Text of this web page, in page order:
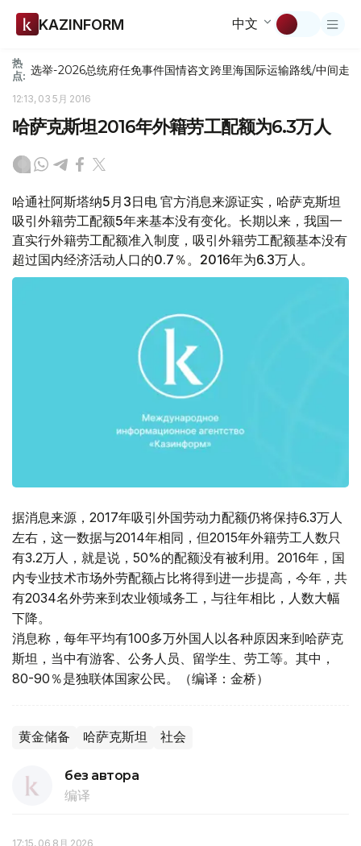
KAZINFORM 中文
热
点: 选举-2026总统府任免事件国情咨文跨里海国际运输路线/中间走廊
12:13, 03 5月 2016
哈萨克斯坦2016年外籍劳工配额为6.3万人
哈通社阿斯塔纳5月3日电 官方消息来源证实，哈萨克斯坦
吸引外籍劳工配额5年来基本没有变化。长期以来，我国一
直实行外籍劳工配额准入制度，吸引外籍劳工配额基本没有
超过国内经济活动人口的0.7％。2016年为6.3万人。
据消息来源，2017年吸引外国劳动力配额仍将保持6.3万人
左右，这一数据与2014年相同，但2015年外籍劳工人数只
有3.2万人，就是说，50%的配额没有被利用。2016年，国
内专业技术市场外劳配额占比将得到进一步提高，今年，共
有2034名外劳来到农业领域务工，与往年相比，人数大幅
下降。
消息称，每年平均有100多万外国人以各种原因来到哈萨克
斯坦，当中有游客、公务人员、留学生、劳工等。其中，
80-90％是独联体国家公民。（编译：金桥）
黄金储备 哈萨克斯坦 社会
без автора
编译
17:15, 06 8月 2026